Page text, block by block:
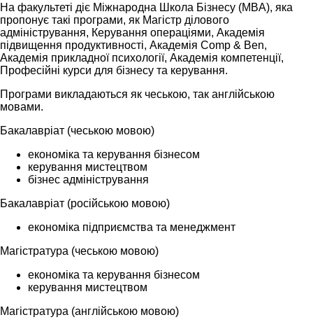
На факультеті діє Міжнародна Школа Бізнесу (MBA), яка
пропонує такі програми, як Магістр ділового
адміністрування, Керування операціями, Академія
підвищення продуктивності, Академія Comp & Ben,
Академія прикладної психології, Академія компетенції,
Професійні курси для бізнесу та керування.
Програми викладаються як чеською, так англійською
мовами.
Бакалавріат (чеською мовою)
економіка та керування бізнесом
керування мистецтвом
бізнес адміністрування
Бакалавріат (російською мовою)
економіка підприємства та менеджмент
Магістратура (чеською мовою)
економіка та керування бізнесом
керування мистецтвом
Магістратура (англійською мовою)